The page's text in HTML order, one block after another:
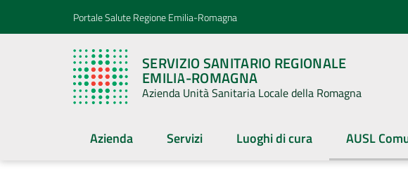
Vai al contenuto
Vai alla navigazionePortale Salute Regione Emilia-Romagna
SERVIZIO SANITARIO REGIONALE
EMILIA-ROMAGNA
Azienda Unità Sanitaria Locale della Romagna
Azienda Servizi Luoghi di cura AUSL